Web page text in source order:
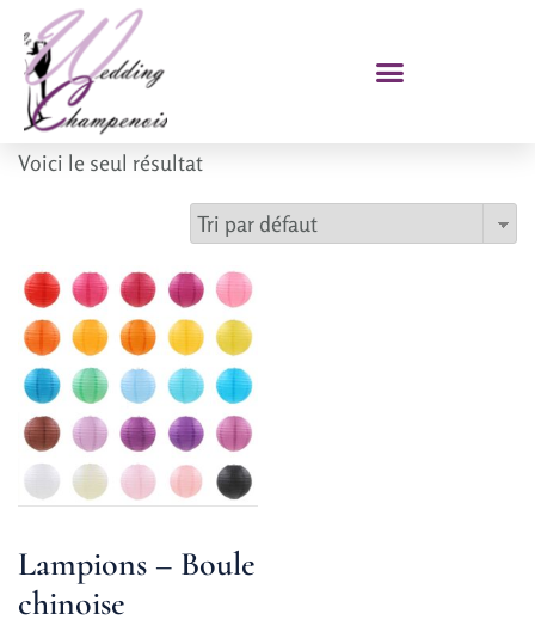
Voici le seul résultat
Lampions – Boule
chinoise